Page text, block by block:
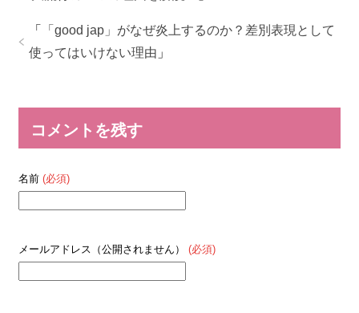
「
「good jap」がなぜ炎上するのか？差別表現として
使ってはいけない理由 」
コメントを残す
名前 (必須)
メールアドレス（公開されません） (必須)